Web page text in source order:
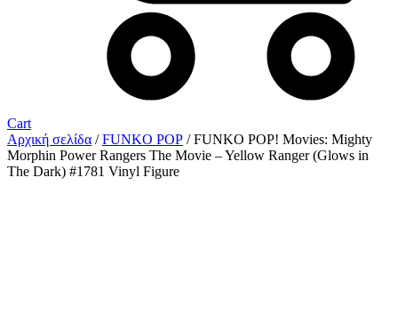
Cart
Αρχική σελίδα /FUNKO POP / FUNKO POP! Movies: Mighty
Morphin Power Rangers The Movie – Yellow Ranger (Glows in
The Dark) #1781 Vinyl Figure